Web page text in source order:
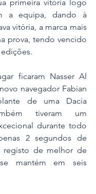
primeira vitória logo
a equipa, dando à
vitória, a marca mais
prova, tendo vencido
ficaram Nasser Al
navegador Fabian
de uma Dacia
tiveram um
durante todo
2 segundos de
registo de melhor de
mantém em seis